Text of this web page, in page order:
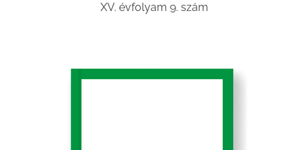
XV. évfolyam 9. szám